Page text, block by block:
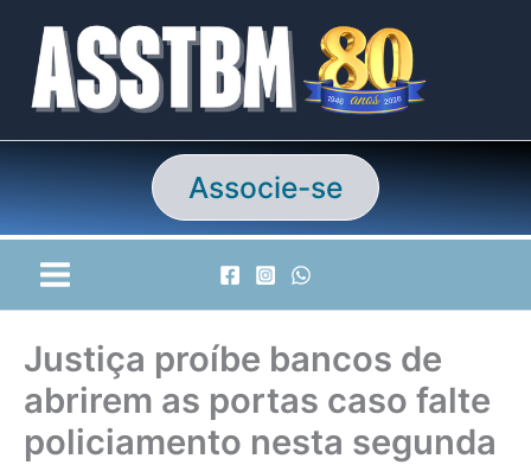
conteúdo
Associe-se
Justiça proíbe bancos de
abrirem as portas caso falte
policiamento nesta segunda